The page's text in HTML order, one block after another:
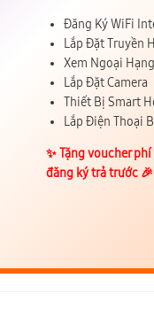
Đăng Ký WiFi
Lắp Đặt Truyền
Xem Ngoại
Lắp Đặt Camera
Thiết Bị Smart
Lắp Điện Thoại
✨️ Tặng voucher
đăng ký trả trước 🎉